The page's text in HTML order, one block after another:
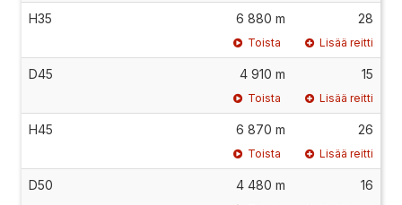
H35 6 880 m 28
Toista Lisää reitti
D45 4 910 m 15
Toista Lisää reitti
H45 6 870 m 26
Toista Lisää reitti
D50 4 480 m 16